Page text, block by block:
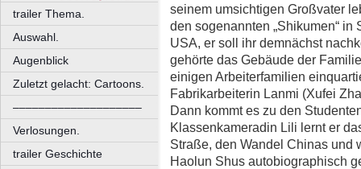
trailer Thema.
Auswahl.
Augenblick
Zuletzt gelacht: Cartoons.
––––––––––––––––––––
Verlosungen.
trailer Geschichte
seinem umsichtigen Großvater
den sogenannten „Shikumen“
USA, er soll ihr demnächst
gehörte das Gebäude der
einigen Arbeiterfamilien
Fabrikarbeiterin Lanmi (Xufei
Dann kommt es zu den
Klassenkameradin Lili lernt er
Straße, den Wandel Chinas und
Haolun Shus autobiographisch